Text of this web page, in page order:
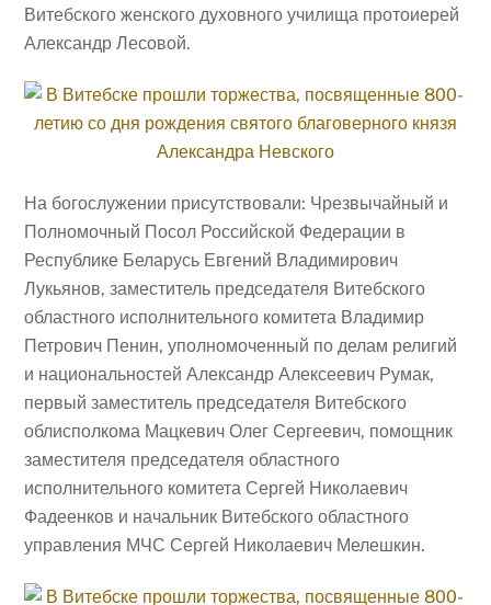
Витебского женского духовного училища протоиерей
Александр Лесовой.
На богослужении присутствовали: Чрезвычайный и
Полномочный Посол Российской Федерации в
Республике Беларусь Евгений Владимирович
Лукьянов, заместитель председателя Витебского
областного исполнительного комитета Владимир
Петрович Пенин, уполномоченный по делам религий
и национальностей Александр Алексеевич Румак,
первый заместитель председателя Витебского
облисполкома Мацкевич Олег Сергеевич, помощник
заместителя председателя областного
исполнительного комитета Сергей Николаевич
Фадеенков и начальник Витебского областного
управления МЧС Сергей Николаевич Мелешкин.